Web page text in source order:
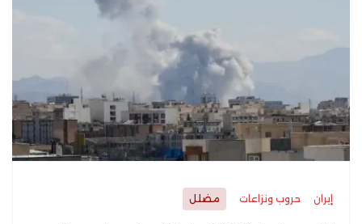
إيران حروب ونزاعات مضلل